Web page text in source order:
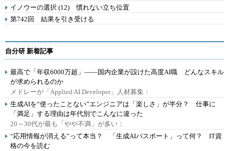
イノウーの選択 (12) 慣れない立ち位置
第742回 結果を引き受ける
自分研 新着記事
最高で「年収6000万超」――国内企業が設けた高度AI職 どんなスキル
が求められるのか
メドレーが「Applied AI Developer」人材募集：
生成AIを“使ったことない”エンジニアは「楽しさ」が半分？ 仕事に
「満足」する理由は年代別でこんなに違った
20～30代が最も「やや不満」が多い：
“応用情報が消える”って本当？ 「生成AIパスポート」って何？ IT資
格の今を読む